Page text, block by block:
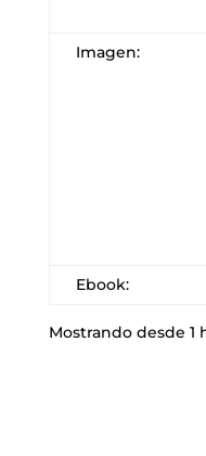
Imagen:
Ebook:
Mostrando desde 1